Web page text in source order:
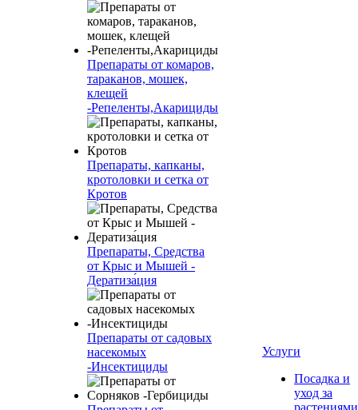
Препараты от комаров,
тараканов, мошек,
клещей
-Репеленты,Акарициды
Препараты, капканы,
кротоловки и сетка от
Кротов
Препараты, Средства
от Крыс и Мышей -
Дератиза́ция
Препараты от садовых
насекомых
-Инсектициды
Услуги
Посадка и
уход за
растениями